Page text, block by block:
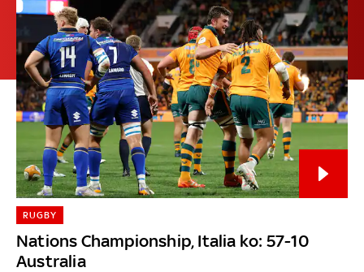
Nations Championship, Italia ko: 57-10
Australia
RUGBY